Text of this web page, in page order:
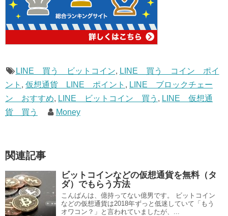
LINE 買う ビットコイン, LINE 買う コイン ポイ
ント , 仮想通貨 LINE ポイント , LINE ブロックチェー
ン おすすめ, LINE ビットコイン 買う , LINE 仮想通
貨 買う
Money
関連記事
ビットコインなどの仮想通貨を無料（タ
ダ）でもらう方法
こんばんは、億持ってない億男です。 ビットコイン
などの仮想通貨は2018年ずっと低迷していて「もう
オワコン？」と言われていましたが、...